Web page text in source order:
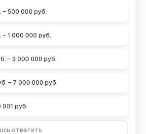
– 500 000 руб.
– 1 000 000 руб.
– 3 000 000 руб.
– 7 000 000 руб.
руб.
ответить